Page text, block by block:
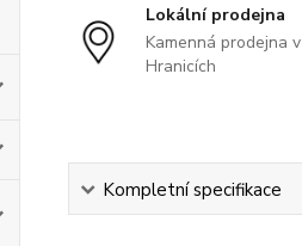
Lokální prodejna
Kamenná prodejna v
Hranicích
Kompletní specifikace